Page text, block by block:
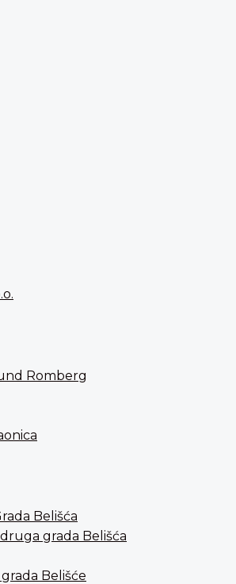
Romberg
Belišća
grada Belišća
Belišće